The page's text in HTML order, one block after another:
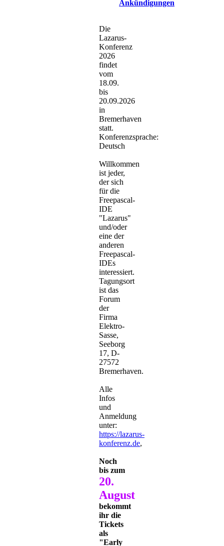
Ankündigungen
Die
Lazarus-
Konferenz
2026
findet
vom
18.09.
bis
20.09.2026
in
Bremerhaven
statt.
Konferenzsprache:
Deutsch
Willkommen
ist jeder,
der sich
für die
Freepascal-
IDE
"Lazarus"
und/oder
eine der
anderen
Freepascal-
IDEs
interessiert.
Tagungsort
ist das
Forum
der
Firma
Elektro-
Sasse,
Seeborg
17, D-
27572
Bremerhaven.
Alle
Infos
und
Anmeldung
unter:
https://lazarus-
konferenz.de,
Noch
bis zum
20.
August
bekommt
ihr die
Tickets
als
"Early